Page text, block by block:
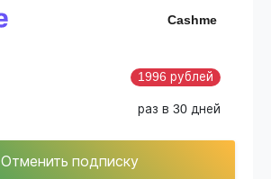
Cashme
1996 рублей
раз в 30 дней
Отменить подписку